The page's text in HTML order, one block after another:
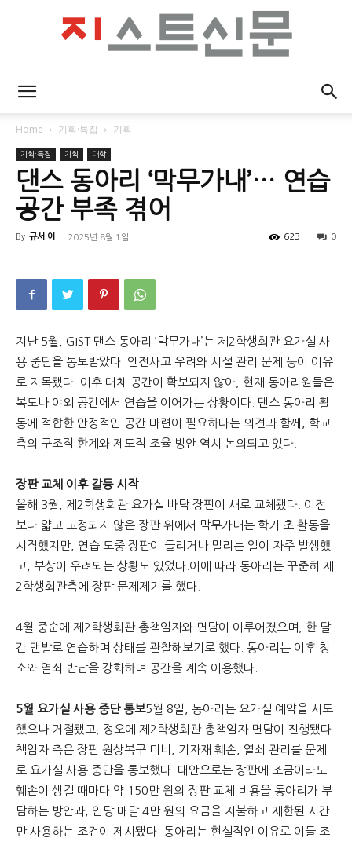
스
문
Home 기획·특집 기획
기획·특집 기획 대학
댄스 동아리 ‘막무가내’… 연습
공간 부족 겪어
By 규서 이 - 2025년 8월 1일 0
623
지난 5월, GIST 댄스 동아리 ‘막무가내’는 제2학생회관 요가실 사
용 중단을 통보받았다. 안전사고 우려와 시설 관리 문제 등이 이유
로 지목됐다. 이후 대체 공간이 확보되지 않아, 현재 동아리원들은
복도나 야외 공간에서 연습을 이어가는 상황이다. 댄스 동아리 활
동에 적합한 안정적인 공간 마련이 필요하다는 의견과 함께, 학교
측의 구조적 한계와 제도적 조율 방안 역시 논의되고 있다.
장판 교체 이후 갈등 시작
올해 3월, 제2학생회관 요가실 바닥 장판이 새로 교체됐다. 이전
보다 얇고 고정되지 않은 장판 위에서 막무가내는 학기 초 활동을
시작했지만, 연습 도중 장판이 들리거나 밀리는 일이 자주 발생했
고, 부상이 우려되는 상황도 있었다.이에 따라 동아리는 꾸준히 제
2학생회관측에 장판 문제제기를 했다.
4월 중순에 제2학생회관 총책임자와 면담이 이루어졌으며, 한 달
간 맨발로 연습하며 상태를 관찰해보기로 했다. 동아리는 이후 청
소와 열쇠 반납을 강화하며 공간을 계속 이용했다.
5월 요가실 사용 중단 통보5월 8일, 동아리는 요가실 예약을 시도
했으나 거절됐고, 정오에 제2학생회관 총책임자 면담이 진행됐다.
책임자 측은 장판 원상복구 미비, 기자재 훼손, 열쇠 관리를 문제
로 요가실 사용 중단을 통보했다. 대안으로는 장판에 조금이라도
훼손이 생길 때마다 약 150만 원의 장판 교체 비용을 동아리가 부
담하는 방안과, 인당 매달 4만 원의 요금을 지불하고 제한된 시간
만 사용하는 조건이 제시됐다. 동아리는 현실적인 이유로 이들 조